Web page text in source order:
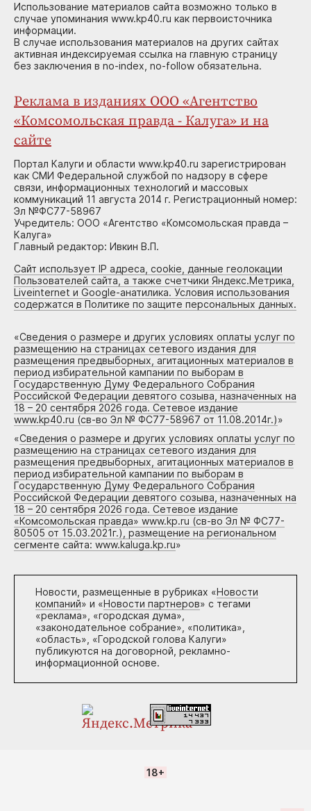
Использование материалов сайта возможно только в
случае упоминания www.kp40.ru как первоисточника
информации.
В случае использования материалов на других сайтах
активная индексируемая ссылка на главную страницу
без заключения в no-index, no-follow обязательна.
Реклама в изданиях ООО «Агентство
«Комсомольская правда - Калуга» и на
сайте
Портал Калуги и области www.kp40.ru зарегистрирован
как СМИ Федеральной службой по надзору в сфере
связи, информационных технологий и массовых
коммуникаций 11 августа 2014 г. Регистрационный номер:
Эл №ФС77-58967
Учредитель: ООО «Агентство «Комсомольская правда –
Калуга»
Главный редактор: Ивкин В.П.
Сайт использует IP адреса, cookie, данные геолокации
Пользователей сайта, а также счетчики Яндекс.Метрика,
Liveinternet и Google-анатилика. Условия использования
содержатся в Политике по защите персональных данных.
«Сведения о размере и других условиях оплаты услуг по
размещению на страницах сетевого издания для
размещения предвыборных, агитационных материалов в
период избирательной кампании по выборам в
Государственную Думу Федерального Собрания
Российской Федерации девятого созыва, назначенных на
18 – 20 сентября 2026 года. Сетевое издание
www.kp40.ru (св-во Эл № ФС77-58967 от 11.08.2014г.)»
«Сведения о размере и других условиях оплаты услуг по
размещению на страницах сетевого издания для
размещения предвыборных, агитационных материалов в
период избирательной кампании по выборам в
Государственную Думу Федерального Собрания
Российской Федерации девятого созыва, назначенных на
18 – 20 сентября 2026 года. Сетевое издание
«Комсомольская правда» www.kp.ru (св-во Эл № ФС77-
80505 от 15.03.2021г.), размещение на региональном
сегменте сайта: www.kaluga.kp.ru»
Новости, размещенные в рубриках «Новости
компаний» и «Новости партнеров» с тегами
«реклама», «городская дума»,
«законодательное собрание», «политика»,
«область», «Городской голова Калуги»
публикуются на договорной, рекламно-
информационной основе.
18+